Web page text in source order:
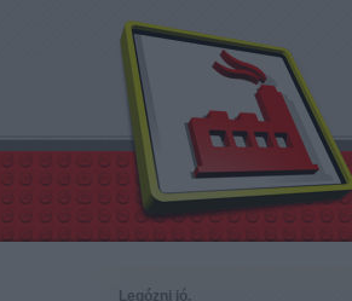
Legózni jó.